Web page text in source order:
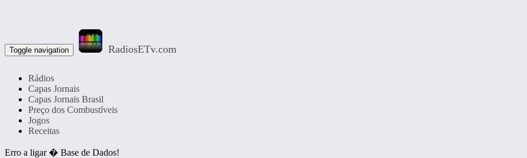
Toggle navigation RadiosETv.com
Rádios
Capas Jornais
Capas Jornais Brasil
Preço dos Combustíveis
Jogos
Receitas
Erro a ligar � Base de Dados!